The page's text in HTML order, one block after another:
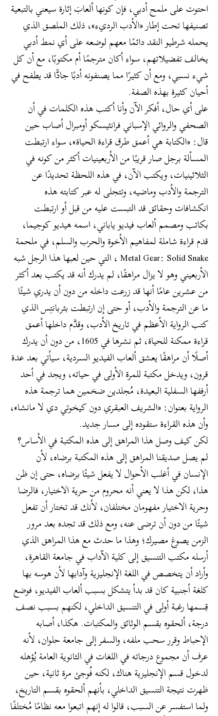
احتوت على ملمح أدبي، فإن كونها ألعابَ إثارة سيعني بالتبعية
تصنيفها تحت إطار «الأدب الرديء»، ذلك الملصق الذي
يحمله شرطيو النقد دائمًا معهم لوضعه على أي نمط أدبي
يخالف تفضيلاتهم، سواء أكان مترجمًا أم مكتوبًا، مع أن كل
شيء نسبي، ومع أن كثيرًا مما يصنفونه أدبًا جادًّا قد يطفح في
أحيان كثيرة بهذه الصفة.
على أي حال، أفكر الآن وأنا أكتب هذه الكلمات في أن
الصحفي والروائي الإسباني فرانثيسكو أومبرال أصاب حين
قال: «الكتابة هي أعمق طرق قراءة الحياة»، سواء ارتبطت
المسألة برجل صار قريبًا من الأربعينيات أكثر من كونه في
الثلاثينيات، ويكتب الآن، في هذه اللحظة تحديدًا عن
الترجمة والأدب وماضيه، وتتجلى له عبر كتابته هذه
انكشافات وحقائق قد التبست عليه من قبل أو ارتبطت
بكاتب ومصمم ألعاب فيديو ياباني، اسمه هيديو كوجيما،
قدم قراءة شاملة لمفاهيم الأخوة والحرب والسلم، في ملحمة
Metal Gear: Solid Snake ، التي حين لعبها هذا الرجل شبه
الأربعيني وهو لا يزال مراهقًا، لم يدرك أنه قد يكتب بعد أكثر
من عشرين عامًا أنها قد زرعت داخله من دون أن يدري شيئًا
ما عن الترجمة والأدب، أو حتى إن ارتبطت بثربانتِس الذي
كتب الرواية الأعظم في تاريخ الأدب، وقدَّم داخلها أعمق
قراءة ممكنة للحياة، ثم نشرها في 1605، من دون أن يدرك
أصلًا أن مراهقًا يعشق ألعاب الفيديو السردية، سيأتي بعد عدة
قرون، ويدخل مكتبة للمرة الأولى في حياته، ويجد في أحد
أرففها السفلية البعيدة، مُجلدين ضخمين هما ترجمة هذه
الرواية بعنوان: «الشريف العبقري دون كيخوتي دي لا مانشا»،
وأن هذه القراءة ستقوده إلى مسار جديد.
لكن كيف وصل هذا المراهق إلى هذه المكتبة في الأساس؟
لم يصل صديقنا المراهق إلى هذه المكتبة برضاه، لأن
الإنسان في أغلب الأحوال لا يفعل شيئًا برضاه، حتى إن ظن
هذا، لكن هذا لا يعني أنه محروم من حرية الاختيار، فالرضا
وحرية الاختيار مفهومان مختلفان، لأنك قد تختار أن تفعل
شيئًا من دون أن ترضى عنه، ومع ذلك قد تجده بعد مرور
الزمن يصوغ مصيرك؛ وهذا ما حدث مع هذا المراهق الذي
أرسله مكتب التنسيق إلى كلية الآداب في جامعة القاهرة،
وأراد أن يتخصص في اللغة الإنجليزية وآدابها لأن هوسه بها
كلغة أجنبية كان قد بدأ يتشكل بسبب ألعاب الفيديو، فوضع
قِسمها رغبة أولى في التنسيق الداخلي، لكنهم بسبب نصف
درجة، ألحقوه بقسم الوثائق والمكتبات. هكذا، أصابه
الإحباط وقرر سحب ملفه، والسفر إلى جامعة حلوان، لأنه
عرف أن مجموع درجاته في اللغات في الثانوية العامة يُؤهله
لدخول قسم الإنجليزية هناك، لكنه فُوجئ مرة ثانية، حين
ظهرت نتيجة التنسيق الداخلي، بأنهم ألحقوه بقسم التاريخ،
ولما استفسر عن السبب، قالوا له إنهم اتبعوا معه نظامًا مُختلفًا